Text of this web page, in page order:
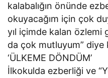
kalabalığın önünde
okuyacağım için çok
yıl içimde kalan özlemi
da çok mutluyum” diye
‘ÜLKEME DÖNDÜM’
İlkokulda ezberliği ve